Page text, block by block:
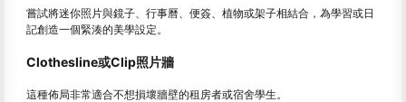
嘗試將迷你照片與鏡子、行事曆、便簽、植物或架子相結合，為學習或日
記創造一個緊湊的美學設定。
Clothesline或Clip照片牆
這種佈局非常適合不想損壞牆壁的租房者或宿舍學生。